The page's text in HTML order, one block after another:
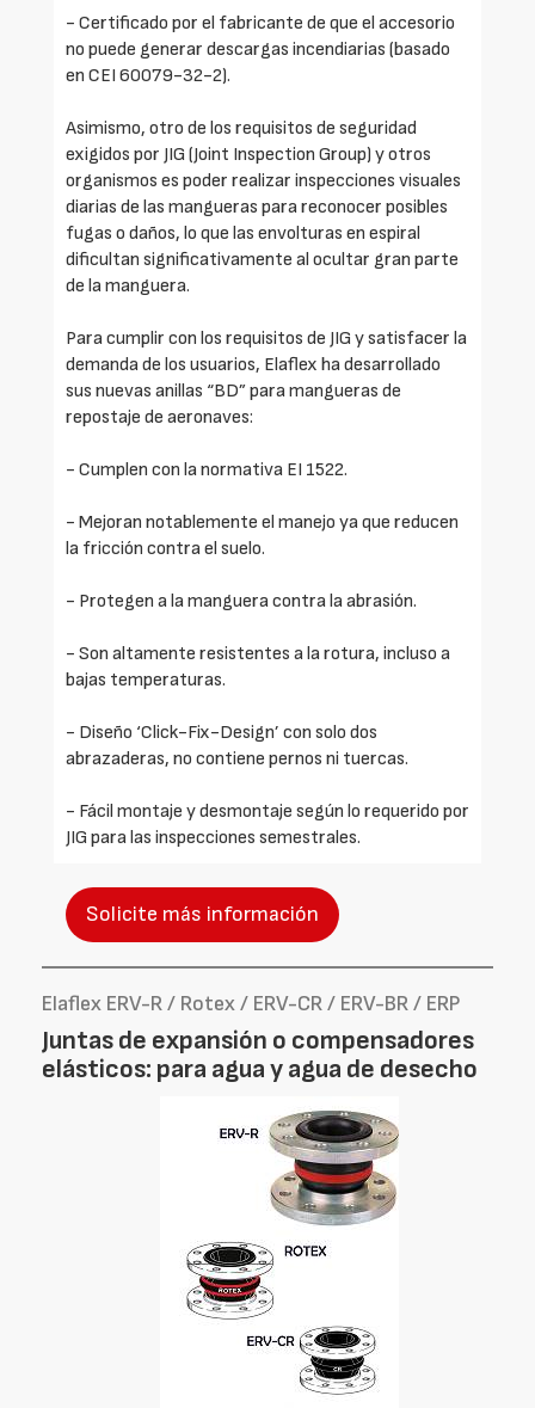
- Certificado por el fabricante de que el accesorio
no puede generar descargas incendiarias (basado
en CEI 60079-32-2).
Asimismo, otro de los requisitos de seguridad
exigidos por JIG (Joint Inspection Group) y otros
organismos es poder realizar inspecciones visuales
diarias de las mangueras para reconocer posibles
fugas o daños, lo que las envolturas en espiral
dificultan significativamente al ocultar gran parte
de la manguera.
Para cumplir con los requisitos de JIG y satisfacer la
demanda de los usuarios, Elaflex ha desarrollado
sus nuevas anillas “BD” para mangueras de
repostaje de aeronaves:
- Cumplen con la normativa EI 1522.
- Mejoran notablemente el manejo ya que reducen
la fricción contra el suelo.
- Protegen a la manguera contra la abrasión.
- Son altamente resistentes a la rotura, incluso a
bajas temperaturas.
- Diseño ‘Click-Fix-Design’ con solo dos
abrazaderas, no contiene pernos ni tuercas.
- Fácil montaje y desmontaje según lo requerido por
JIG para las inspecciones semestrales.
Solicite más información
Elaflex ERV-R / Rotex / ERV-CR / ERV-BR / ERP
Juntas de expansión o compensadores
elásticos: para agua y agua de desecho